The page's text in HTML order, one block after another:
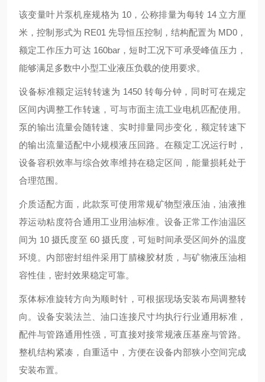
该变量叶片泵机座规格为 10，公称排量为每转 14 立方厘
米，控制形式为 RE01 先导恒压控制，结构配置为 MD0，
额定工作压力可达 160bar，短时工况下可承受峰值压力，
能够满足多数中小型工业液压负载的使用要求。
设备标准额定运转转速为 1450 转每分钟，同时可在规定
区间内调整工作转速，可与市面主流工业电机匹配使用。
泵的输出流量会随转速、实时排量同步变化，额定转速下
的输出流量适配中小规模液压回路。在额定工况运行时，
设备容积效率与综合效率维持在稳定区间，能量损耗处于
合理范围。
介质适配方面，此款泵可使用常规矿物型液压油，油液推
荐运动粘度符合通用工业用油标准。设备正常工作油温区
间为 10 摄氏度至 60 摄氏度，可短时间承受区间外的温度
环境。内部密封组件采用丁腈橡胶材质，与矿物液压油相
容性佳，密封效果稳定可靠。
泵体标准旋转方向为顺时针，可根据现场安装布局调整转
向。设备安装法兰、油口连接尺寸均执行行业通用标准，
配件与管路通用性强，可直接对接常规液压基座与管路。
整机结构紧凑，自重适中，方便在设备内部狭小空间完成
安装布置。